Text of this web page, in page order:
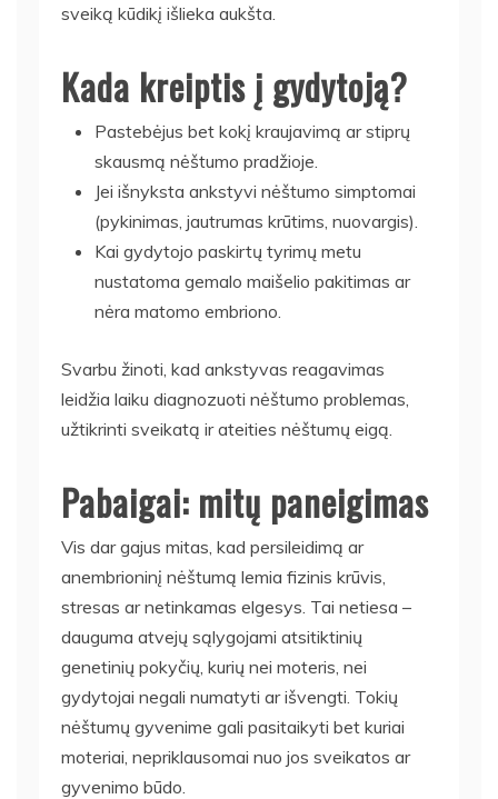
sveiką kūdikį išlieka aukšta.
Kada kreiptis į gydytoją?
Pastebėjus bet kokį kraujavimą ar stiprų
skausmą nėštumo pradžioje.
Jei išnyksta ankstyvi nėštumo simptomai
(pykinimas, jautrumas krūtims, nuovargis).
Kai gydytojo paskirtų tyrimų metu
nustatoma gemalo maišelio pakitimas ar
nėra matomo embriono.
Svarbu žinoti, kad ankstyvas reagavimas
leidžia laiku diagnozuoti nėštumo problemas,
užtikrinti sveikatą ir ateities nėštumų eigą.
Pabaigai: mitų paneigimas
Vis dar gajus mitas, kad persileidimą ar
anembrioninį nėštumą lemia fizinis krūvis,
stresas ar netinkamas elgesys. Tai netiesa –
dauguma atvejų sąlygojami atsitiktinių
genetinių pokyčių, kurių nei moteris, nei
gydytojai negali numatyti ar išvengti. Tokių
nėštumų gyvenime gali pasitaikyti bet kuriai
moteriai, nepriklausomai nuo jos sveikatos ar
gyvenimo būdo.